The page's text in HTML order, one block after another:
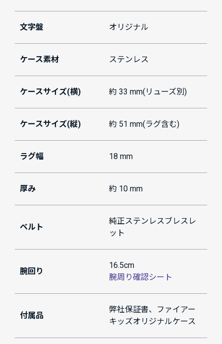
文字盤 オリジナル
ケース素材 ステンレス
ケースサイズ(横) 約 33 mm(リューズ別)
ケースサイズ(縦) 約 51 mm(ラグ含む)
ラグ幅 18 mm
厚み 約 10 mm
ベルト
純正ステンレスブレスレ
ット
腕回り
16.5cm
腕周り確認シート
付属品
弊社保証書、ファイアー
キッズオリジナルケース